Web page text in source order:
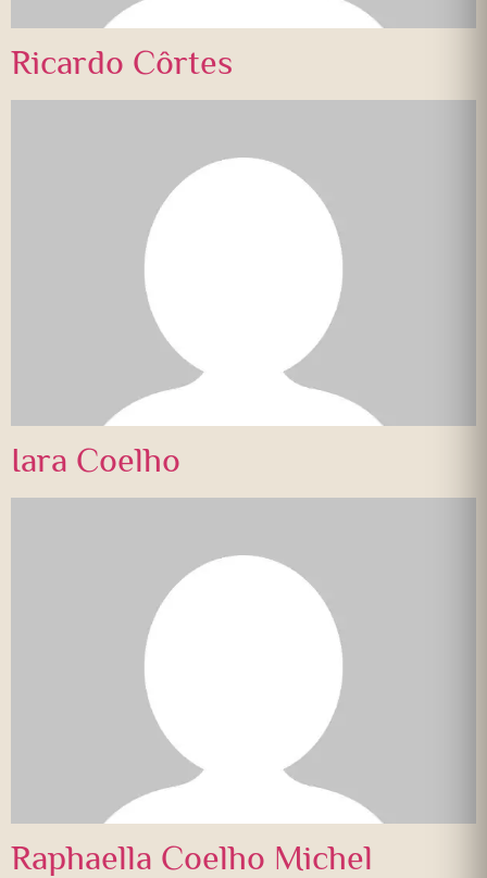
Ricardo Côrtes
Iara Coelho
Raphaella Coelho Michel